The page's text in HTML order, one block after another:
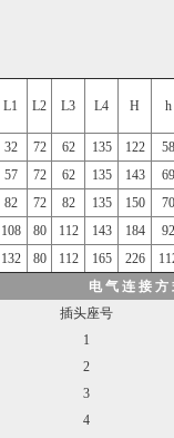
L1 L2 L3 L4 H h
32 72 62 135 122 58
57 72 62 135 143 69
82 72 82 135 150 70
108 80 112 143 184 92
132 80 112 165 226
电 气 连 接 方
插头座号
1
2
3
4